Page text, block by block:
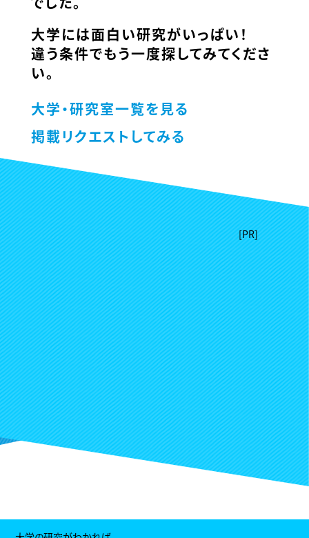
大学には面白い研究がいっぱい！
違う条件でもう一度探してみてくださ
い。
大学・研究室一覧を見る
掲載リクエストしてみる